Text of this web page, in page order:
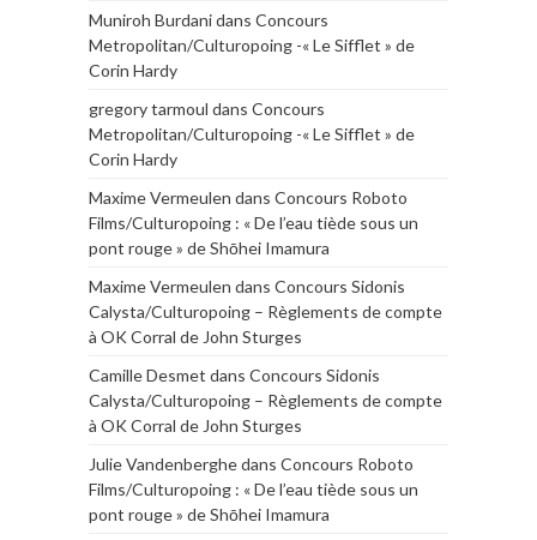
Muniroh Burdanidans Concours
Metropolitan/Culturopoing -« Le Sifflet » de
Corin Hardy
gregory tarmoul dans Concours
Metropolitan/Culturopoing -« Le Sifflet » de
Corin Hardy
Maxime Vermeulen dans Concours Roboto
Films/Culturopoing : « De l’eau tiède sous un
pont rouge » de Shōhei Imamura
Maxime Vermeulen dans Concours Sidonis
Calysta/Culturopoing – Règlements de compte
à OK Corral de John Sturges
Camille Desmet dans Concours Sidonis
Calysta/Culturopoing – Règlements de compte
à OK Corral de John Sturges
Julie Vandenberghedans Concours Roboto
Films/Culturopoing : « De l’eau tiède sous un
pont rouge » de Shōhei Imamura